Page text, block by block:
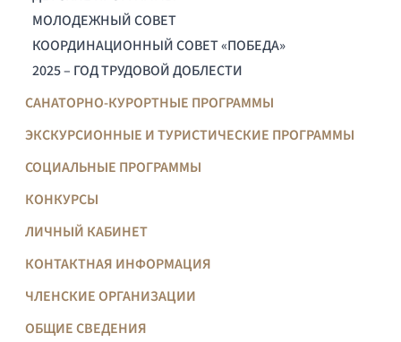
МОЛОДЕЖНЫЙ СОВЕТ
КООРДИНАЦИОННЫЙ СОВЕТ «ПОБЕДА»
2025 – ГОД ТРУДОВОЙ ДОБЛЕСТИ
САНАТОРНО-КУРОРТНЫЕ ПРОГРАММЫ
ЭКСКУРСИОННЫЕ И ТУРИСТИЧЕСКИЕ ПРОГРАММЫ
СОЦИАЛЬНЫЕ ПРОГРАММЫ
КОНКУРСЫ
ЛИЧНЫЙ КАБИНЕТ
КОНТАКТНАЯ ИНФОРМАЦИЯ
ЧЛЕНСКИЕ ОРГАНИЗАЦИИ
ОБЩИЕ СВЕДЕНИЯ